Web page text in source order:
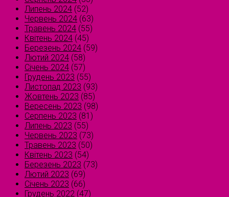
Липень 2024 (52)
Червень 2024 (63)
Травень 2024 (55)
Квітень 2024 (45)
Березень 2024 (59)
Лютий 2024 (58)
Січень 2024 (57)
Грудень 2023 (55)
Листопад 2023 (93)
Жовтень 2023 (85)
Вересень 2023 (98)
Серпень 2023 (81)
Липень 2023 (55)
Червень 2023 (73)
Травень 2023 (50)
Квітень 2023 (54)
Березень 2023 (73)
Лютий 2023 (69)
Січень 2023 (66)
Грудень 2022 (47)